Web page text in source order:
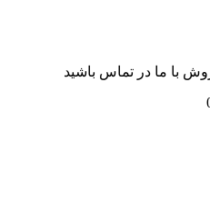
با ما در تماس باشید